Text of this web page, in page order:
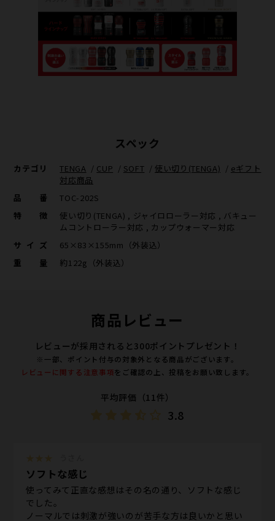
スペック
カテゴリ TENGA / CUP / SOFT / 使い切り(TENGA) / eギフト
対応商品
品番
TOC-202S
特徴
使い切り(TENGA) , ジャイロローラー対応 , バキュー
ムコントローラー対応 , カップウォーマー対応
サイズ
65×83×155mm（外装込）
重量
約122g（外装込）
商品レビュー
レビューが採用されると300ポイントプレゼント！
※一部、ポイント付与の対象外となる商品がございます。
レビューに関する注意事項をご確認の上、投稿をお願い致します。
平均評価（11件）
3.8
ソフトな感じ
使ってみて正直な感想はその名の通り、ソフトな感じ
でした。
ノーマルでは刺激が強いのが苦手な方は良いかと思い